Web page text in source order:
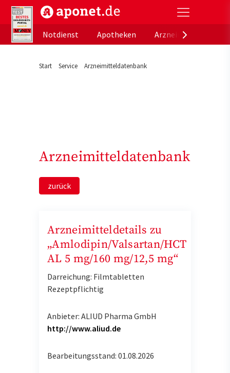
aponet.de - Das offizielle Gesundheitsportal der
Notdienst
Apotheken
Start Service Arzneimitteldatenbank
Arzneimitteldatenbank
zurück
Arzneimitteldetails zu
„Amlodipin/Valsartan/HCT
AL 5 mg/160 mg/12,5 mg“
Darreichung: Filmtabletten
Rezeptpflichtig
Anbieter: ALIUD Pharma GmbH
http://www.aliud.de
Bearbeitungsstand: 01.08.2026